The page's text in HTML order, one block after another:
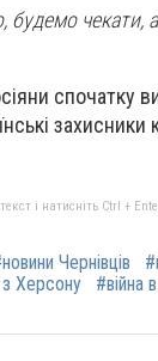
будемо
спочатку
і натисніть Ctrl +
Чернівців
з Херсону #війна